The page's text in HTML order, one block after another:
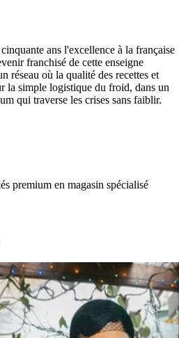
ans l'excellence à la française
franchisé de cette enseigne
réseau où la qualité des recettes et
la simple logistique du froid, dans un
qui traverse les crises sans faiblir.
premium en magasin spécialisé